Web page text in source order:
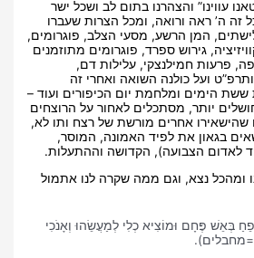
עווינו” והצהרנו בתום לב ושכל ישר
זה ה’ ראה ורואה, ומכל הצרות שעברו
המן הרשע, מסעי הצלב, פוגרומים,
גירוש ספרד, פוגרומים מתוזמנים
פרעות חמילנצקי, עלילות דם,
ועל כולנה השואה ואחרי זה
הימים ומלחמת יום הכיפורים ועוד –
יותר, מסתכלים לאחור על הרוצחים
שהישאירו אחרים מורשת של רצח ותו לא,
בגאון את לפיד האמונה, המוסר,
לאדום הצבועה), הקדושה וההתעלות.
ומהכל נצא, וגם ממה שקרה לנו אתמול
בְּאֵשׁ פֶּחָם וּמוֹצִיא כְלִי לְמַעֲשֵׂהוּ וְאָנֹכִי